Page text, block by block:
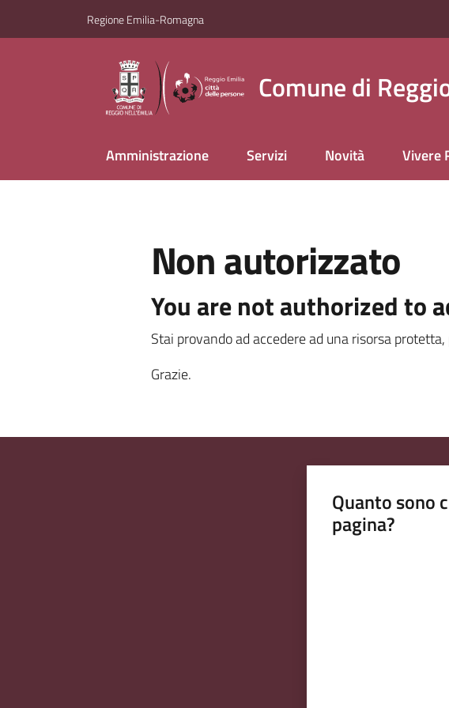
Regione Emilia-Romagna
Comune di
Amministrazione Servizi Novità Vivere
Non autorizzato
You are not authorized to
Stai provando ad accedere ad una risorsa
Grazie.
Quanto sono
pagina?